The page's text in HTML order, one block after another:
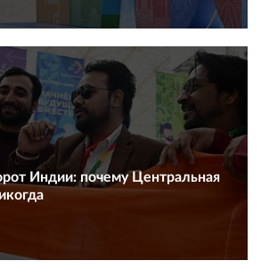
Индии: почему Центральная